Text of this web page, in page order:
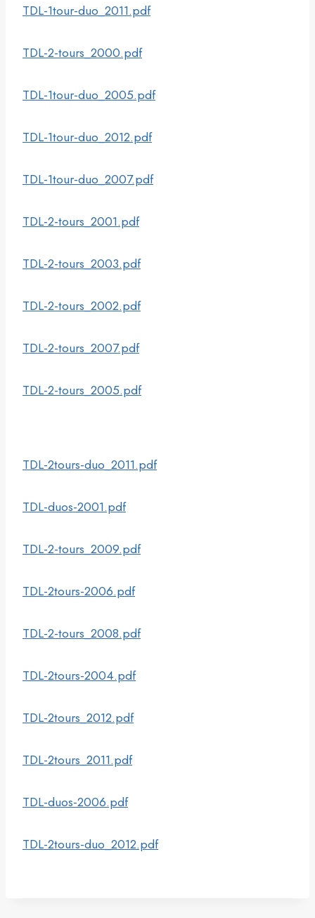
TDL-1tour-duo_2011.pdf
TDL-2-tours_2000.pdf
TDL-1tour-duo_2005.pdf
TDL-1tour-duo_2012.pdf
TDL-1tour-duo_2007.pdf
TDL-2-tours_2001.pdf
TDL-2-tours_2003.pdf
TDL-2-tours_2002.pdf
TDL-2-tours_2007.pdf
TDL-2-tours_2005.pdf
TDL-2tours-duo_2011.pdf
TDL-duos-2001.pdf
TDL-2-tours_2009.pdf
TDL-2tours-2006.pdf
TDL-2-tours_2008.pdf
TDL-2tours-2004.pdf
TDL-2tours_2012.pdf
TDL-2tours_2011.pdf
TDL-duos-2006.pdf
TDL-2tours-duo_2012.pdf